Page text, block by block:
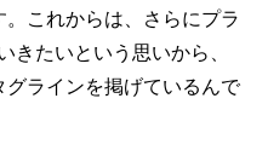
これからは、さらにプラ
たいという思いから、
ラインを掲げているんで